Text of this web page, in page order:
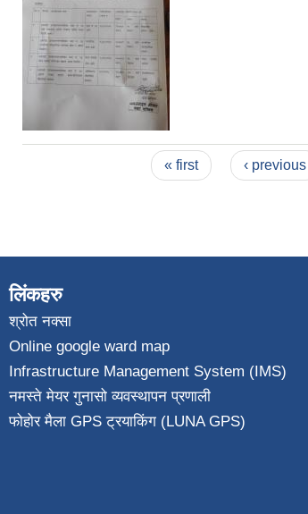
« first ‹ previous
लिंकहरु
श्रोत नक्सा
Online google ward map
Infrastructure Management System (IMS)
नमस्ते मेयर गुनासो व्यवस्थापन प्रणाली
फोहोर मैला GPS ट्रयाकिंग (LUNA GPS)